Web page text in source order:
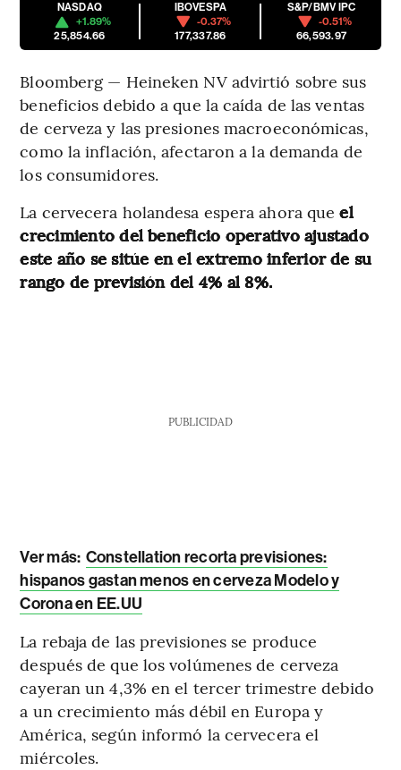
NASDAQ
+1.89%
25,854.66
IBOVESPA
-0.37%
177,337.86
S&P/BMV IPC
-0.51%
66,593.97
Bloomberg — Heineken NV advirtió sobre sus
beneficios debido a que la caída de las ventas
de cerveza y las presiones macroeconómicas,
como la inflación, afectaron a la demanda de
los consumidores.
La cervecera holandesa espera ahora queel
crecimiento del beneficio operativo ajustado
este año se sitúe en el extremo inferior de su
rango de previsión del 4% al 8%.
PUBLICIDAD
Ver más: Constellation recorta previsiones:
hispanos gastan menos en cerveza Modelo y
Corona en EE.UU
La rebaja de las previsiones se produce
después de que los volúmenes de cerveza
cayeran un 4,3% en el tercer trimestre debido
a un crecimiento más débil en Europa y
América, según informó la cervecera el
miércoles.